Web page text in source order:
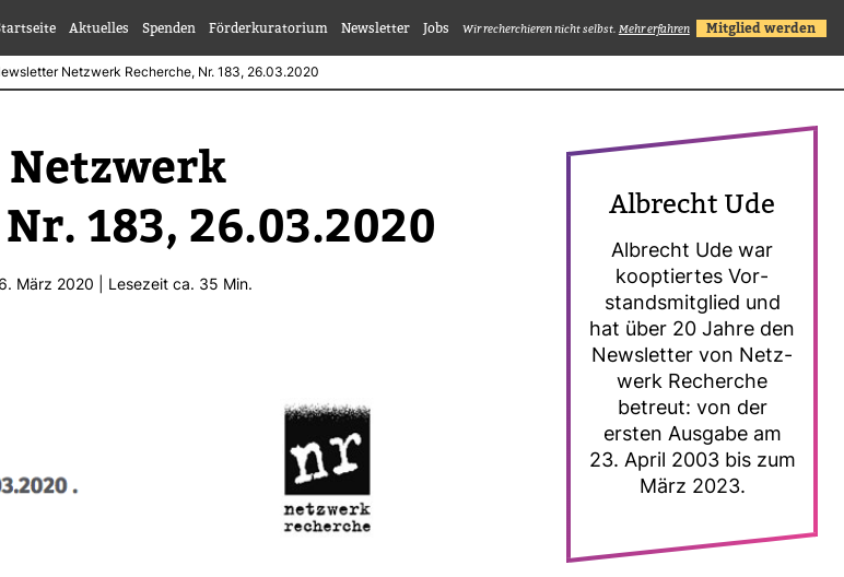
Aktuelles Spenden Förderkuratorium Newsletter Jobs Wir recherchieren nicht selbst. Mehr erfahren Mitglied werden
Netzwerk Recherche, Nr. 183, 26.03.2020
183, 26.03.2020
März 2020 | Lese­zeit ca. 35 Min.
Albrecht Ude
Albrecht Ude war
koop­tiertes Vor­
stands­mit­glied und
hat über 20 Jahre den
News­letter von Netz­
werk Recherche
betreut: von der
ersten Aus­gabe am
23. April 2003 bis zum
März 2023.